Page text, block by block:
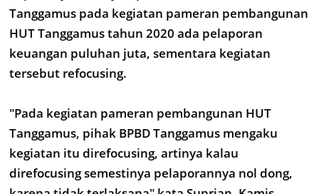
Tanggamus pada kegiatan pameran pembangunan
HUT Tanggamus tahun 2020 ada pelaporan
keuangan puluhan juta, sementara kegiatan
tersebut refocusing.
"Pada kegiatan pameran pembangunan HUT
Tanggamus, pihak BPBD Tanggamus mengaku
kegiatan itu direfocusing, artinya kalau
direfocusing semestinya pelaporannya nol dong,